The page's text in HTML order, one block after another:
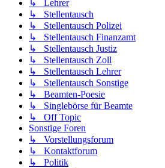
↳ Lehrer
↳ Stellentausch
↳ Stellentausch Polizei
↳ Stellentausch Finanzamt
↳ Stellentausch Justiz
↳ Stellentausch Zoll
↳ Stellentausch Lehrer
↳ Stellentausch Sonstige
↳ Beamten-Poesie
↳ Singlebörse für Beamte
↳ Off Topic
Sonstige Foren
↳ Vorstellungsforum
↳ Kontaktforum
↳ Politik